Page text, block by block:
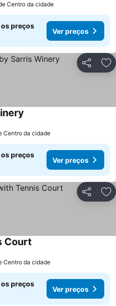
Centro da cidade
os preços
Ver preços
Partilhar
Centro da cidade
os preços
Ver preços
Partilhar
Court
Centro da cidade
os preços
Ver preços